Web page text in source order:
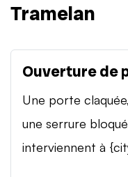
Tramelan
Ouverture de
Une porte
une serrure
interviennent à